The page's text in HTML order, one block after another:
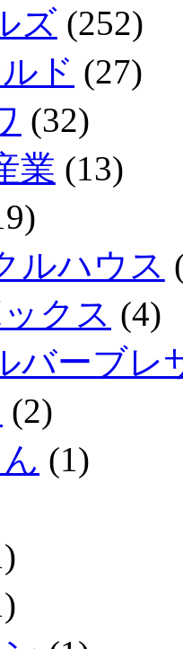
ズ(252)
ド (27)
(32)
業 (13)
ルハウス
クス (4)
バーブレ
(2)
(1)